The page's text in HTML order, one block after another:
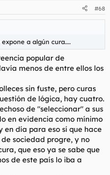
#68
a algún cura....
popular de
menos de entre ellos los
sin fuste, pero curas
de lógica, hay cuatro.
de "seleccionar" a sus
en evidencia como mínimo
en día para eso sí que hace
sociedad progre, y no
que eso ya se sabe que
de este país lo iba a